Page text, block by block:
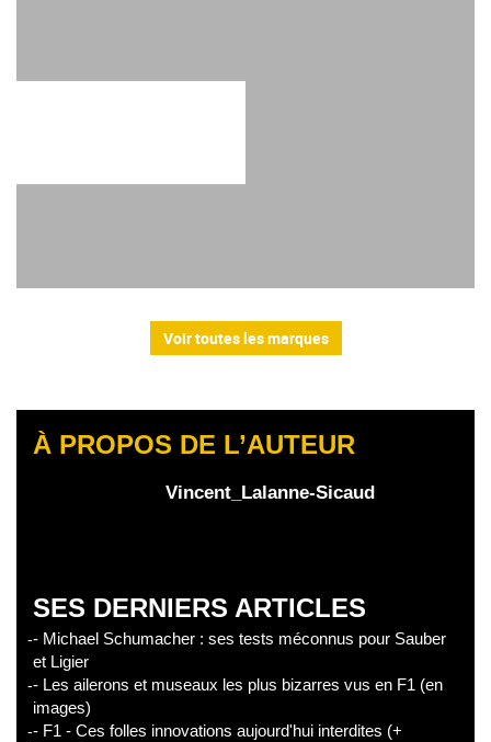
Voir toutes les marques
À PROPOS DE L’AUTEUR
Vincent_Lalanne-Sicaud
SES DERNIERS ARTICLES
- Michael Schumacher : ses tests méconnus pour Sauber
et Ligier
- Les ailerons et museaux les plus bizarres vus en F1 (en
images)
- F1 - Ces folles innovations aujourd'hui interdites (+